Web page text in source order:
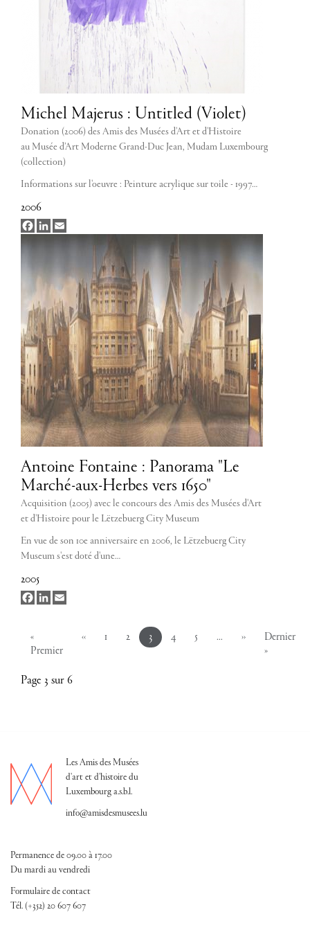
Michel Majerus : Untitled (Violet)
Donation (2006) des Amis des Musées d'Art et d'Histoire
au Musée d’Art Moderne Grand-Duc Jean, Mudam Luxembourg
(collection)
Informations sur l'oeuvre : Peinture acrylique sur toile - 1997…
2006
FacebookLinkedIn
Antoine Fontaine : Panorama "Le
Marché-aux-Herbes vers 1650"
Acquisition (2005) avec le concours des Amis des Musées d'Art
et d'Histoire pour le Lëtzebuerg City Museum
En vue de son 10e anniversaire en 2006, le Lëtzebuerg City
Museum s'est doté d'une…
2005
FacebookLinkedIn
«
PremierErste Seite
‹‹Vorherige Seite
1 2 3 4 5 … ››Nächste Seite
Dernier
»Letzte
Page 3 sur 6
Les Amis des Musées
d'art et d'histoire du
Luxembourg a.s.b.l.
info@amisdesmusees.lu
Permanence de 09.00 à 17.00
Du mardi au vendredi
Formulaire de contact
Tél. (+352) 20 607 607